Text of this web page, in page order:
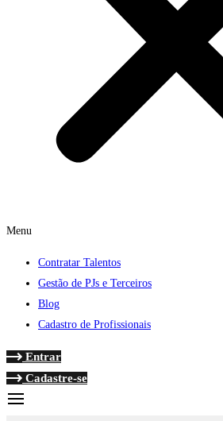
Menu
Contratar Talentos
Gestão de PJs e Terceiros
Blog
Cadastro de Profissionais
Entrar
Cadastre-se